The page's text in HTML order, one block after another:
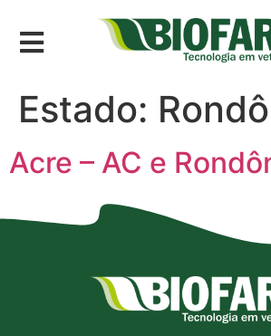
Estado:
Acre – AC e